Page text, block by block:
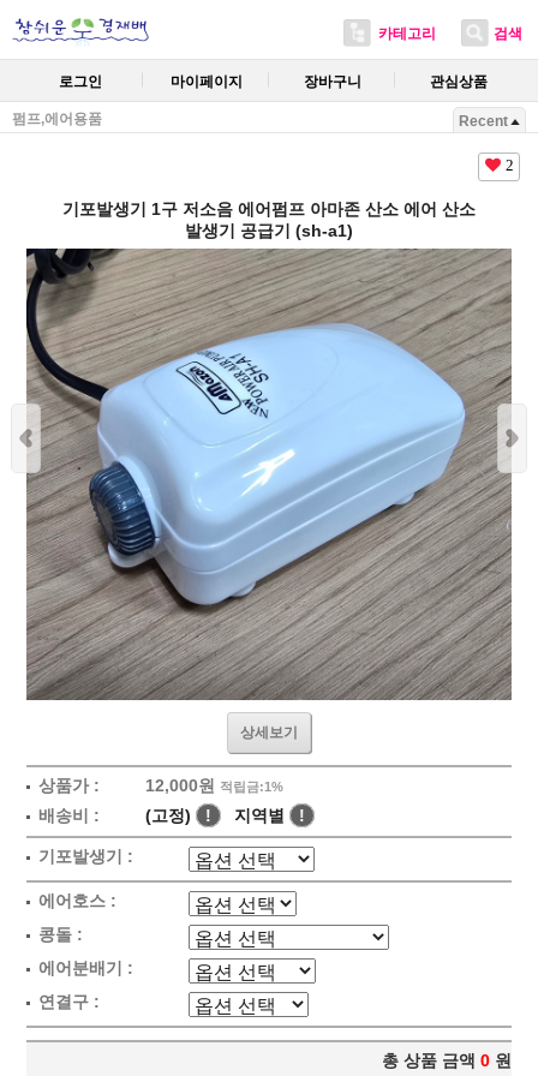
카테고리 검색
로그인 마이페이지 장바구니 관심상품
펌프,에어용품 Recent
2
기포발생기 1구 저소음 에어펌프 아마존 산소 에어 산소
발생기 공급기 (sh-a1)
상세보기
상품가 : 12,000원 적립금:1%
배송비 : (고정) ! 지역별 !
기포발생기 :
에어호스 :
콩돌 :
에어분배기 :
연결구 :
총 상품 금액 0 원